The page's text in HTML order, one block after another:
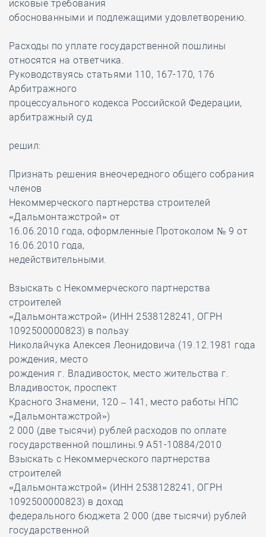
исковые требования
обоснованными и подлежащими удовлетворению.
Расходы по уплате государственной пошлины
относятся на ответчика.
Руководствуясь статьями 110, 167-170, 176
Арбитражного
процессуального кодекса Российской Федерации,
арбитражный суд
решил:
Признать решения внеочередного общего собрания
членов
Некоммерческого партнерства строителей
«Дальмонтажстрой» от
16.06.2010 года, оформленные Протоколом № 9 от
16.06.2010 года,
недействительными.
Взыскать с Некоммерческого партнерства
строителей
«Дальмонтажстрой» (ИНН 2538128241, ОГРН
1092500000823) в пользу
Николайчука Алексея Леонидовича (19.12.1981 года
рождения, место
рождения г. Владивосток, место жительства г.
Владивосток, проспект
Красного Знамени, 120 – 141, место работы НПС
«Дальмонтажстрой»)
2 000 (две тысячи) рублей расходов по оплате
государственной пошлины.9 А51-10884/2010
Взыскать с Некоммерческого партнерства
строителей
«Дальмонтажстрой» (ИНН 2538128241, ОГРН
1092500000823) в доход
федерального бюджета 2 000 (две тысячи) рублей
государственной